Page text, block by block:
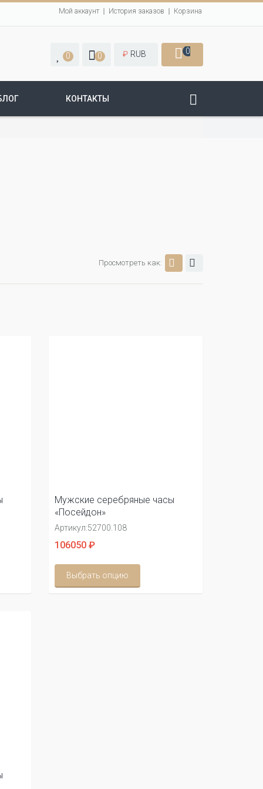
Мой аккаунт История заказов Корзина
0 0 ₽ RUB 0
КОНТАКТЫ
Просмотреть как:
Мужские серебряные часы
«Посейдон»
Артикул:52700.108
106050 ₽
Выбрать опцию